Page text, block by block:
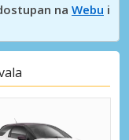
na Webu i